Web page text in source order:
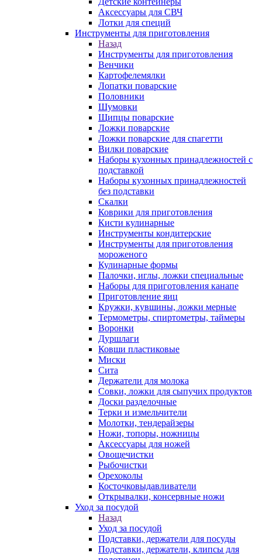
Аксессуары для СВЧ
Лотки для специй
Инструменты для приготовления
Назад
Инструменты для приготовления
Венчики
Картофелемялки
Лопатки поварские
Половники
Шумовки
Щипцы поварские
Ложки поварские
Ложки поварские для спагетти
Вилки поварские
Наборы кухонных принадлежностей с
подставкой
Наборы кухонных принадлежностей
без подставки
Скалки
Коврики для приготовления
Кисти кулинарные
Инструменты кондитерские
Инструменты для приготовления
мороженого
Кулинарные формы
Палочки, иглы, ложки специальные
Наборы для приготовления канапе
Приготовление яиц
Кружки, кувшины, ложки мерные
Термометры, спиртометры, таймеры
Воронки
Дуршлаги
Ковши пластиковые
Миски
Сита
Держатели для молока
Совки, ложки для сыпучих продуктов
Доски разделочные
Терки и измельчители
Молотки, тендерайзеры
Ножи, топоры, ножницы
Аксессуары для ножей
Овощечистки
Рыбочистки
Орехоколы
Косточковыдавливатели
Открывалки, консервные ножи
Уход за посудой
Назад
Уход за посудой
Подставки, держатели для посуды
Подставки, держатели, клипсы для